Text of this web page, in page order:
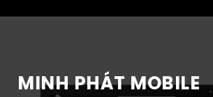
MINH PHÁT MOBILE